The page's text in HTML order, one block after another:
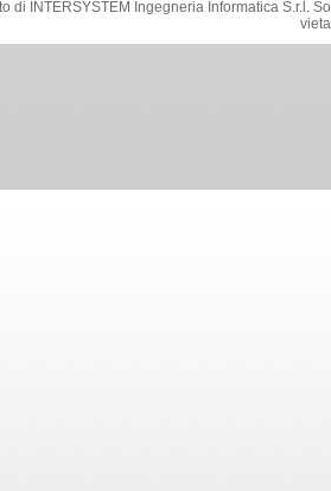
di INTERSYSTEM Ingegneria Informatica S.r.l .